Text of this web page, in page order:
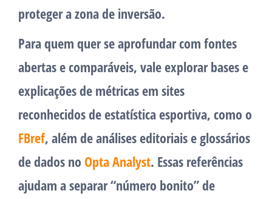
proteger a zona de inversão.
Para quem quer se aprofundar com fontes
abertas e comparáveis, vale explorar bases e
explicações de métricas em sites
reconhecidos de estatística esportiva, como o
FBref, além de análises editoriais e glossários
de dados no Opta Analyst. Essas referências
ajudam a separar “número bonito” de